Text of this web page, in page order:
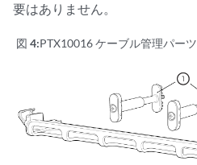
要はありません。
図 4:PTX10016 ケーブル管理パーツ